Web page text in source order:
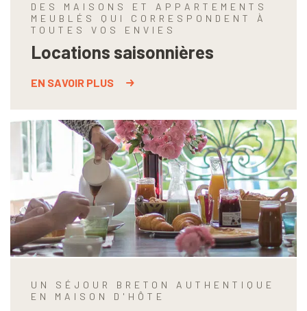
DES MAISONS ET APPARTEMENTS
MEUBLÉS QUI CORRESPONDENT À
TOUTES VOS ENVIES
Locations saisonnières
EN SAVOIR PLUS
UN SÉJOUR BRETON AUTHENTIQUE
EN MAISON D'HÔTE